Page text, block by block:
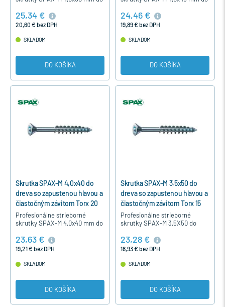
čiastočným závitom,
strieborné modrý pozink,
25,34 €
20,60 € bez DPH
SKLADOM
DO KOŠÍKA
čiastočným závitom,
strieborné modrý pozink,
24,46 €
19,89 € bez DPH
SKLADOM
DO KOŠÍKA
Skrutka SPAX-M 4,0x40 do
dreva so zapustenou hlavou a
čiastočným závitom Torx 20
Profesionálne strieborné
skrutky SPAX-M 4,0x40 mm do
čiastočným závitom,
strieborné modrý pozink,
23,63 €
19,21 € bez DPH
SKLADOM
DO KOŠÍKA
Skrutka SPAX-M 3,5x50 do
dreva so zapustenou hlavou a
čiastočným závitom Torx 15
Profesionálne strieborné
skrutky SPAX-M 3,5X50 do
čiastočným závitom,
strieborné modrý pozink,
23,28 €
18,93 € bez DPH
SKLADOM
DO KOŠÍKA